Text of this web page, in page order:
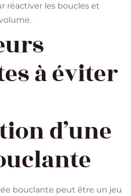
réactiver les boucles et
à éviter
d’une
bouclante peut être un jeu